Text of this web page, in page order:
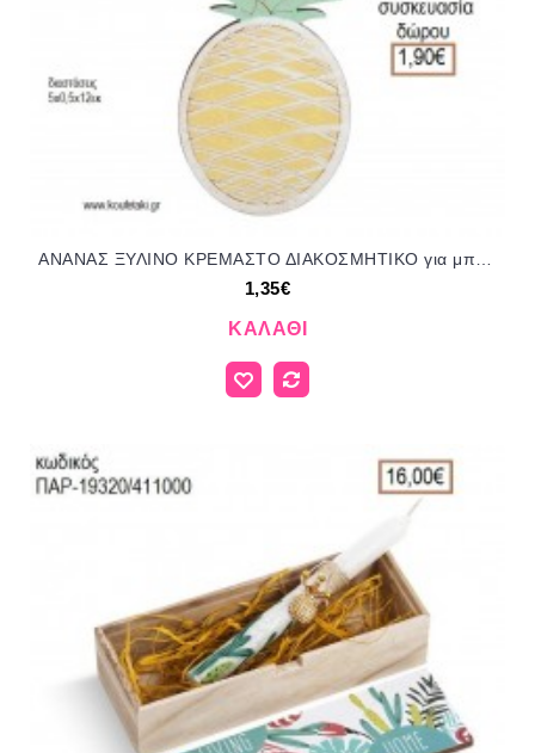
ΑΝΑΝΑΣ ΞΥΛΙΝΟ ΚΡΕΜΑΣΤΟ ΔΙΑΚΟΣΜΗΤΙΚΟ για μπομπονιέρες - δώρα πάρτυ - εορτών - γέννησης - γούρια - φτιάξτο μόνος σου ΠΑΡ-18105/41073 1.35€!!!
1,35€
ΚΑΛΆΘΙ